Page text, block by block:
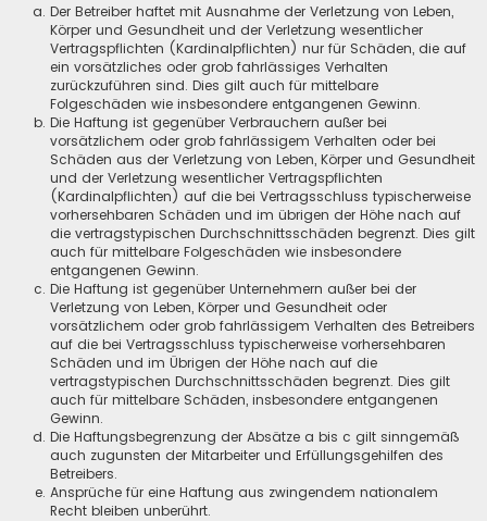
Der Betreiber haftet mit Ausnahme der Verletzung von Leben,
Körper und Gesundheit und der Verletzung wesentlicher
Vertragspflichten (Kardinalpflichten) nur für Schäden, die auf
ein vorsätzliches oder grob fahrlässiges Verhalten
zurückzuführen sind. Dies gilt auch für mittelbare
Folgeschäden wie insbesondere entgangenen Gewinn.
Die Haftung ist gegenüber Verbrauchern außer bei
vorsätzlichem oder grob fahrlässigem Verhalten oder bei
Schäden aus der Verletzung von Leben, Körper und Gesundheit
und der Verletzung wesentlicher Vertragspflichten
(Kardinalpflichten) auf die bei Vertragsschluss typischerweise
vorhersehbaren Schäden und im übrigen der Höhe nach auf
die vertragstypischen Durchschnittsschäden begrenzt. Dies gilt
auch für mittelbare Folgeschäden wie insbesondere
entgangenen Gewinn.
Die Haftung ist gegenüber Unternehmern außer bei der
Verletzung von Leben, Körper und Gesundheit oder
vorsätzlichem oder grob fahrlässigem Verhalten des Betreibers
auf die bei Vertragsschluss typischerweise vorhersehbaren
Schäden und im Übrigen der Höhe nach auf die
vertragstypischen Durchschnittsschäden begrenzt. Dies gilt
auch für mittelbare Schäden, insbesondere entgangenen
Gewinn.
Die Haftungsbegrenzung der Absätze a bis c gilt sinngemäß
auch zugunsten der Mitarbeiter und Erfüllungsgehilfen des
Betreibers.
Ansprüche für eine Haftung aus zwingendem nationalem
Recht bleiben unberührt.